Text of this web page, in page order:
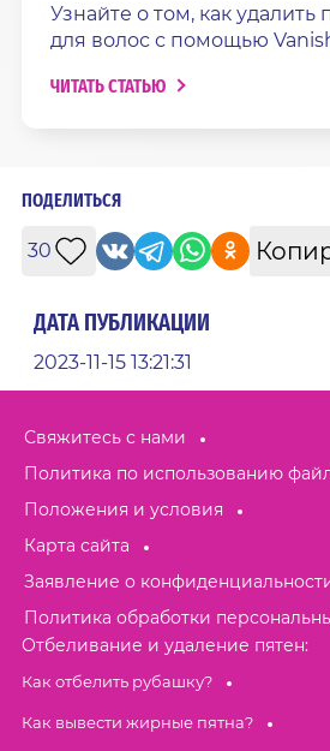
Узнайте о том, как удалить
для волос с помощью
ЧИТАТЬ СТАТЬЮ
ПОДЕЛИТЬСЯ
30
ДАТА ПУБЛИКАЦИИ
2023-11-15 13:21:31
Свяжитесь с нами
Политика по использованию
Положения и условия
Карта сайта
Заявление о
Политика обработки
Отбеливание и удаление пятен:
Как отбелить рубашку?
Как вывести жирные пятна?